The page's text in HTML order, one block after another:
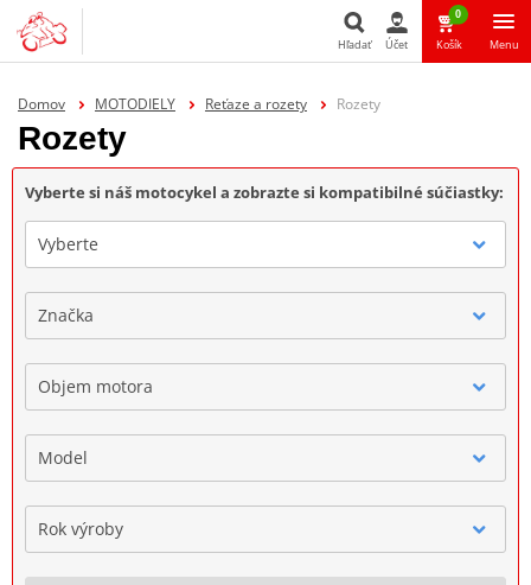
Hľadať Účet
0
Košík Menu
Domov MOTODIELY Reťaze a rozety Rozety
Rozety
Vyberte si náš motocykel a zobrazte si kompatibilné súčiastky:
Vyberte
Značka
Objem motora
Model
Rok výroby